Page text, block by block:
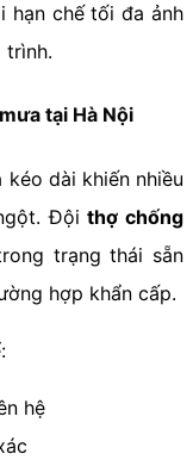
hạn chế tối đa ảnh
trình.
tại Hà Nội
dài khiến nhiều
Độithợ chống
trạng thái sẵn
hợp khẩn cấp.
hệ